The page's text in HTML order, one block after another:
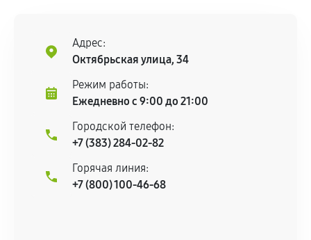
остается на стороне производителя или
продавца. За качество сторонних деталей
сервисный центр ответственности не несет.
Адрес:
Октябрьская улица, 34
Режим работы:
Ежедневно с 9:00 до 21:00
Городской телефон:
+7 (383) 284-02-82
Горячая линия:
+7 (800) 100-46-68